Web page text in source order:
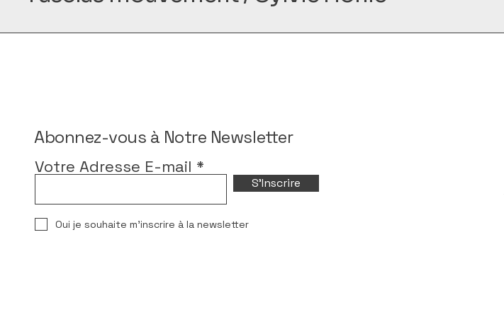
Abonnez-vous à Notre Newsletter
Votre Adresse E-mail
S'Inscrire
Oui je souhaite m'inscrire à la newsletter